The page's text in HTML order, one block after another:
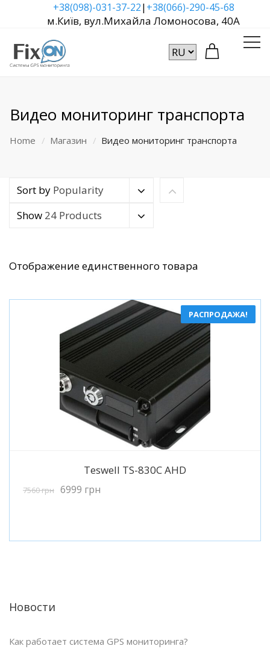
+38(098)-031-37-22|+38(066)-290-45-68
м.Київ, вул.Михайла Ломоносова, 40А
Видео мониторинг транспорта
Home Магазин Видео мониторинг транспорта
Sort by Popularity
Show 24 Products
Отображение единственного товара
РАСПРОДАЖА!
Подробнее
Teswell TS-830C AHD
7560грн 6999 грн
Новости
Как работает система GPS мониторинга?